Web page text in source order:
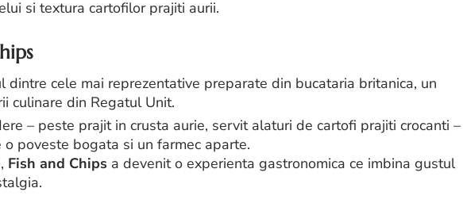
si textura cartofilor prajiti aurii.
dintre cele mai reprezentative preparate din bucataria britanica, un
culinare din Regatul Unit.
– peste prajit in crusta aurie, servit alaturi de cartofi prajiti crocanti –
poveste bogata si un farmec aparte.
Fish and Chips a devenit o experienta gastronomica ce imbina gustul